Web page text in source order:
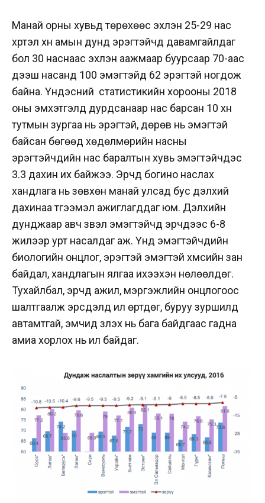
Манай орны хувьд төрөхөөс эхлэн 25-29 нас
хүртэл хүн амын дунд эрэгтэйчүүд давамгайлдаг
бол 30 наснаас эхлэн аажмаар буурсаар 70-аас
дээш насанд 100 эмэгтэйд 62 эрэгтэй ногдож
байна. Үндэсний статистикийн хорооны 2018
оны эмхэтгэлд дурдсанаар нас барсан 10 хүн
тутмын зургаа нь эрэгтэй, дөрөв нь эмэгтэй
байсан бөгөөд хөдөлмөрийн насны
эрэгтэйчүүдийн нас баралтын хувь эмэгтэйчүүдэс
3.3 дахин их байжээ. Эрчүүд богино наслах
хандлага нь зөвхөн манай улсад бус дэлхий
дахинаа түгээмэл ажиглагддаг юм. Дэлхийн
дунджаар авч үзвэл эмэгтэйчүүд эрчүүдээс 6-8
жилээр урт насалдаг аж. Үүнд эмэгтэйчүүдийн
биологийн онцлог, эрэгтэй эмэгтэй хүмүүсийн зан
байдал, хандлагын ялгаа ихээхэн нөлөөлдөг.
Тухайлбал, эрчүүд ажил, мэргэжлийн онцлогоос
шалтгаалж эрсдэлд илүү өртдөг, буруу зуршилд
автамтгай, эмчид үзүүлэх нь бага байдгаас гадна
амиа хорлох нь илүү байдаг.